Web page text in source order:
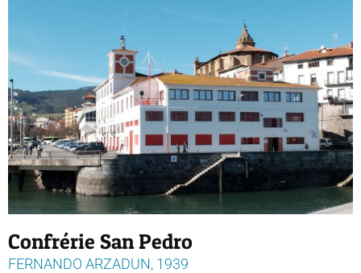
Confrérie San Pedro
FERNANDO ARZADUN, 1939